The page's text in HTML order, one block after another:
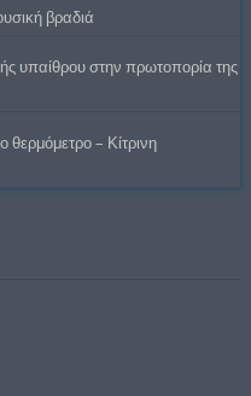
βραδιά
υπαίθρου στην πρωτοπορία της
– Κίτρινη